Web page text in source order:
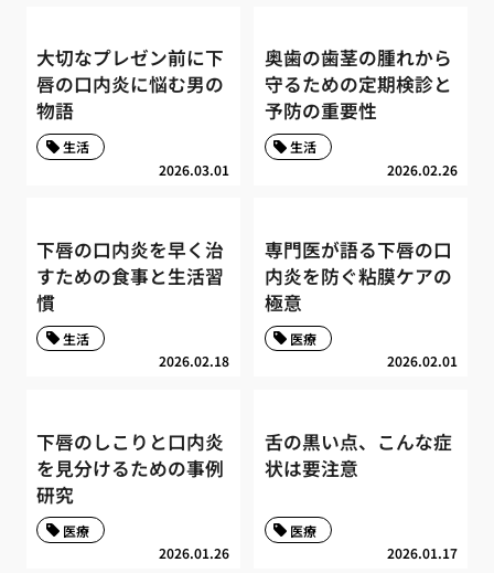
大切なプレゼン前に下
唇の口内炎に悩む男の
物語
2026.03.01
生活
奥歯の歯茎の腫れから
守るための定期検診と
予防の重要性
2026.02.26
生活
下唇の口内炎を早く治
すための食事と生活習
慣
2026.02.18
生活
専門医が語る下唇の口
内炎を防ぐ粘膜ケアの
極意
2026.02.01
医療
下唇のしこりと口内炎
を見分けるための事例
研究
2026.01.26
医療
舌の黒い点、こんな症
状は要注意
2026.01.17
医療